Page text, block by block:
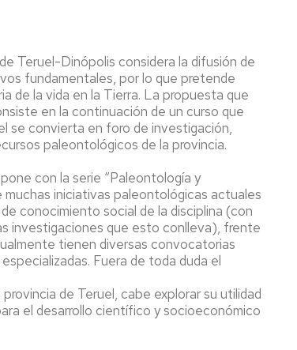
Teruel-Dinópolis considera la difusión de
fundamentales, por lo que pretende
de la vida en la Tierra. La propuesta que
en la continuación de un curso que
se convierta en foro de investigación,
paleontológicos de la provincia.
con la serie “Paleontología y
iniciativas paleontológicas actuales
conocimiento social de la disciplina (con
investigaciones que esto conlleva), frente
tienen diversas convocatorias
Fuera de toda duda el
de Teruel, cabe explorar su utilidad
el desarrollo científico y socioeconómico